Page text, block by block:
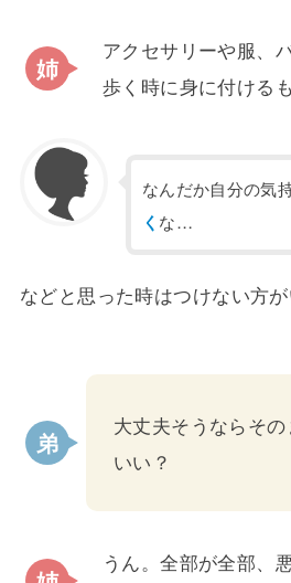
アクセサリーや服、
歩く時に身に付ける
なんだか自分の気
く な…
などと思った時はつけない方が
大丈夫そうならそ
いい？
うん。全部が全部、